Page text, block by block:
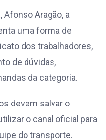
Afonso Aragão, a
uma forma de
dos trabalhadores,
de dúvidas,
da categoria.
devem salvar o
o canal oficial para
do transporte.